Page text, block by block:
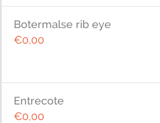
Botermalse rib eye
€0,00
Entrecote
€0,00